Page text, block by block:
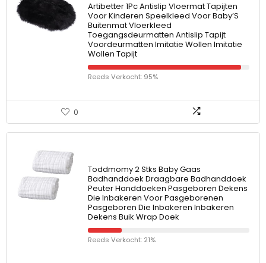
Artibetter 1Pc Antislip Vloermat Tapijten
Voor Kinderen Speelkleed Voor Baby’S
Buitenmat Vloerkleed
Toegangsdeurmatten Antislip Tapijt
Voordeurmatten Imitatie Wollen Imitatie
Wollen Tapijt
Reeds Verkocht: 95%
0
Toddmomy 2 Stks Baby Gaas
Badhanddoek Draagbare Badhanddoek
Peuter Handdoeken Pasgeboren Dekens
Die Inbakeren Voor Pasgeborenen
Pasgeboren Die Inbakeren Inbakeren
Dekens Buik Wrap Doek
Reeds Verkocht: 21%